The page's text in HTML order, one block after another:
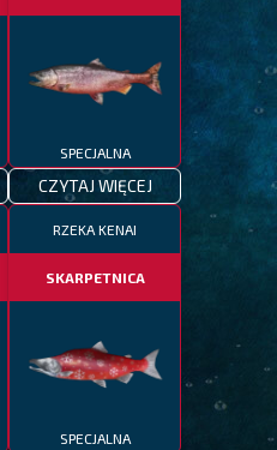
SPECJALNA
CZYTAJ WIĘCEJ
RZEKA KENAI
SKARPETNICA
SPECJALNA